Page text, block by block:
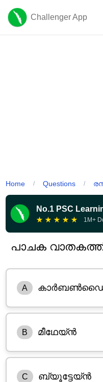
Challenger App
Home / Questions /
No.1 PSC
★ ★ ★ ★ ★ 1M+
പാചക
A
B മീഥേയ്ൻ
C ബ്യൂട്ടേയ്ൻ